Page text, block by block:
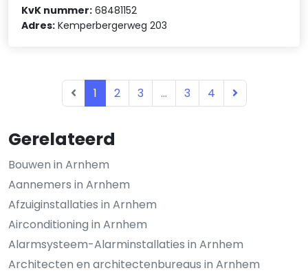
Gerelateerd
Bouwen in Arnhem
Aannemers in Arnhem
Afzuiginstallaties in Arnhem
Airconditioning in Arnhem
Alarmsysteem-Alarminstallaties in Arnhem
Architecten en architectenbureaus in Arnhem
KvK nummer: 68481152
Adres: Kemperbergerweg 203
1 2 3 ... 3 4